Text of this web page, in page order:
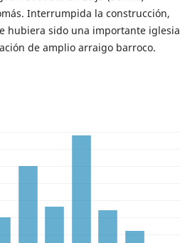
Interrumpida la construcción,
hubiera sido una importante iglesia
de amplio arraigo barroco.